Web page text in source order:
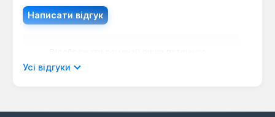
Написати відгук
мовою.
Усі відгуки